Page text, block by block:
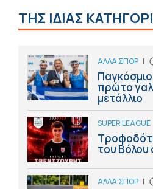
ΤΗΣ ΙΔΙΑΣ
ΑΛΛΑ ΣΠΟΡ |
πρώτο
μετάλλιο
SUPER LEAGUE
του Βόλου
ΑΛΛΑ ΣΠΟΡ |